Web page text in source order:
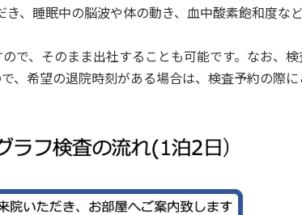
き、睡眠中の脳波や体の動き、血中酸素飽和度な
で、そのまま出社することも可能です。なお、検
、希望の退院時刻がある場合は、検査予約の際に